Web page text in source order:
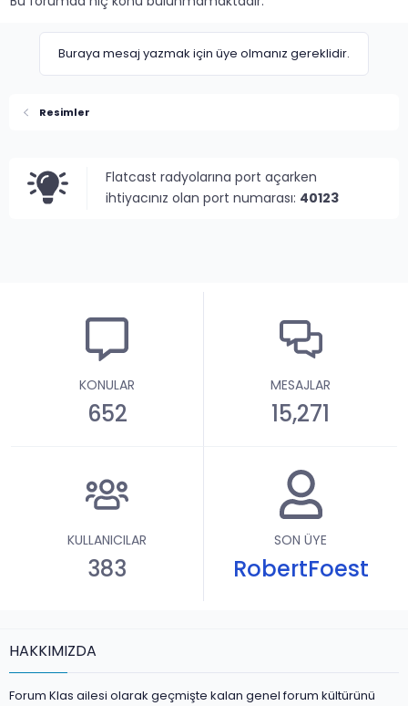
Buraya mesaj yazmak için üye olmanız gereklidir.
Resimler
Flatcast radyolarına port açarken
ihtiyacınız olan port numarası: 40123
KONULAR
652
MESAJLAR
15,271
KULLANICILAR
383
SON ÜYE
RobertFoest
HAKKIMIZDA
Forum Klas ailesi olarak geçmişte kalan genel forum kültürünü